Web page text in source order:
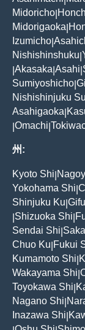
Midoricho
Midorigaoka
Izumicho
Nishishinshuku
Akasaka Asahi
Sumiyoshicho
Nishishinjuku
Asahigaoka
Omachi
州:
Kyoto Shi
Yokohama Shi
Shinjuku Ku
Shizuoka Shi
Sendai Shi
Chuo Ku Fukui
Kumamoto Shi
Wakayama Shi
Toyokawa Shi
Nagano Shi
Inazawa Shi